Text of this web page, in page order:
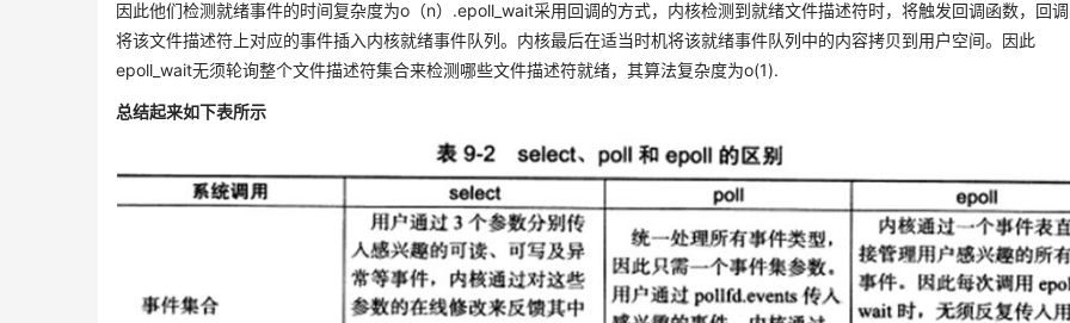
因此他们检测就绪事件的时间复杂度为o（n）.epoll_wait采用回调的方式，内核检测到就绪文件描述符时，将触发回调函数，回
将该文件描述符上对应的事件插入内核就绪事件队列。内核最后在适当时机将该就绪事件队列中的内容拷贝到用户空间。因此
epoll_wait无须轮询整个文件描述符集合来检测哪些文件描述符就绪，其算法复杂度为o(1).
总结起来如下表所示